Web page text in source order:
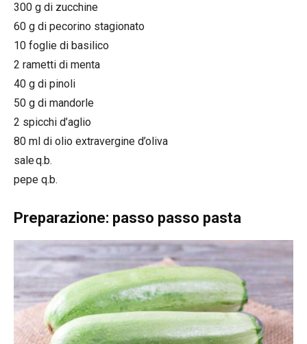
300 g di zucchine
60 g di pecorino stagionato
10 foglie di basilico
2 rametti di menta
40 g di pinoli
50 g di mandorle
2 spicchi d’aglio
80 ml di olio extravergine d’oliva
sale q.b.
pepe q.b.
Preparazione: passo passo pasta